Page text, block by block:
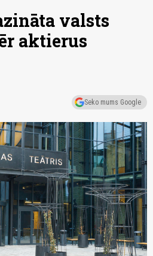
valsts
aktierus
Seko mums Google